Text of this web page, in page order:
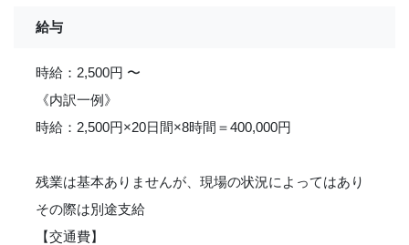
給与
時給：2,500円 〜
《内訳一例》
時給：2,500円×20日間×8時間＝400,000円
残業は基本ありませんが、現場の状況によってはあり
その際は別途支給
【交通費】